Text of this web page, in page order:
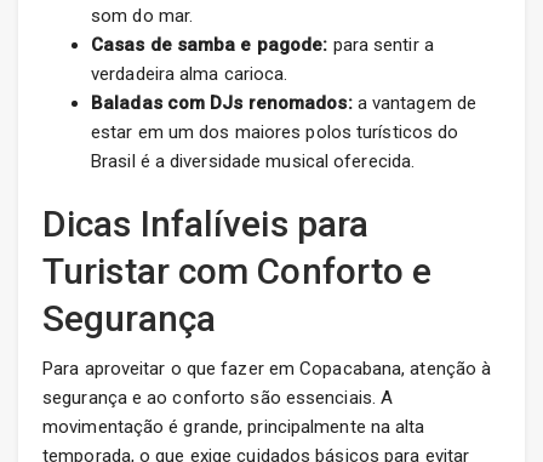
som do mar.
Casas de samba e pagode: para sentir a
verdadeira alma carioca.
Baladas com DJs renomados:a vantagem de
estar em um dos maiores polos turísticos do
Brasil é a diversidade musical oferecida.
Dicas Infalíveis para
Turistar com Conforto e
Segurança
Para aproveitar o que fazer em Copacabana, atenção à
segurança e ao conforto são essenciais. A
movimentação é grande, principalmente na alta
temporada, o que exige cuidados básicos para evitar